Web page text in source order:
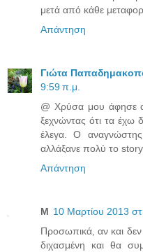
μετά από κάθε
Απάντηση
Γιώτα
9:59 π.μ.
@ Χρύσα μου άφησε
ξεχνώντας ότι τα έχω
έλεγα. Ο αναγνώστης
αλλάξανε πολύ το
Απάντηση
M 10 Μαρτίου 2013
Προσωπικά, αν και δεν
διχασμένη και θα